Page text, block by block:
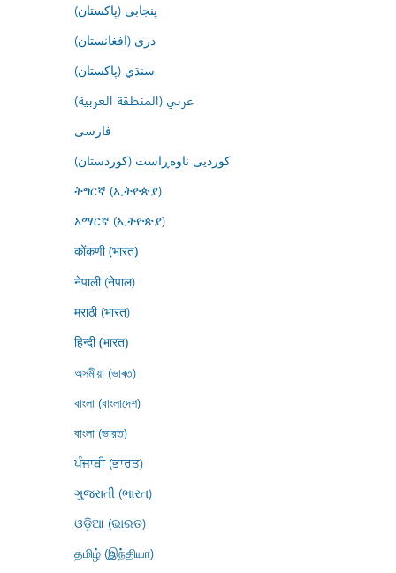
پنجابی (پاکستان)
درى (افغانستان)
سنڌي (پاکستان)
عربي (المنطقة العربية)
فارسى
کوردیی ناوەڕاست (کوردستان)
ትግርኛ (ኢትዮጵያ)
አማርኛ (ኢትዮጵያ)
कोंकणी (भारत)
नेपाली (नेपाल)
मराठी (भारत)
हिन्दी (भारत)
অসমীয়া (ভাৰত)
বাংলা (বাংলাদেশ)
বাংলা (ভারত)
ਪੰਜਾਬੀ (ਭਾਰਤ)
ગુજરાતી (ભારત)
ଓଡ଼ିଆ (ଭାରତ)
தமிழ் (இந்தியா)